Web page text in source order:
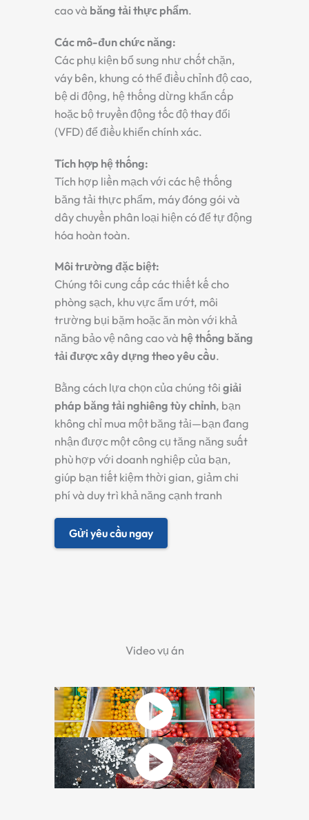
cao và băng tải thực phẩm.
Các mô-đun chức năng:
Các phụ kiện bổ sung như chốt chặn,
váy bên, khung có thể điều chỉnh độ cao,
bệ di động, hệ thống dừng khẩn cấp
hoặc bộ truyền động tốc độ thay đổi
(VFD) để điều khiển chính xác.
Tích hợp hệ thống:
Tích hợp liền mạch với các hệ thống
băng tải thực phẩm, máy đóng gói và
dây chuyền phân loại hiện có để tự động
hóa hoàn toàn.
Môi trường đặc biệt:
Chúng tôi cung cấp các thiết kế cho
phòng sạch, khu vực ẩm ướt, môi
trường bụi bặm hoặc ăn mòn với khả
năng bảo vệ nâng cao và hệ thống băng
tải được xây dựng theo yêu cầu.
Bằng cách lựa chọn của chúng tôi giải
pháp băng tải nghiêng tùy chỉnh, bạn
không chỉ mua một băng tải—bạn đang
nhận được một công cụ tăng năng suất
phù hợp với doanh nghiệp của bạn,
giúp bạn tiết kiệm thời gian, giảm chi
phí và duy trì khả năng cạnh tranh
Gửi yêu cầu ngay
Video vụ án